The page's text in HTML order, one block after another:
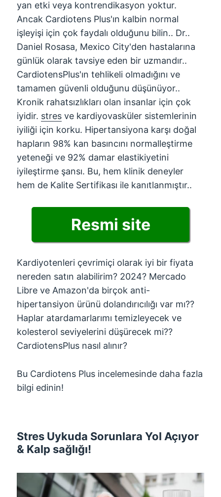
yan etki veya kontrendikasyon yoktur.
Ancak Cardiotens Plus'ın kalbin normal
işleyişi için çok faydalı olduğunu bilin.. Dr..
Daniel Rosasa, Mexico City'den hastalarına
günlük olarak tavsiye eden bir uzmandır..
CardiotensPlus'ın tehlikeli olmadığını ve
tamamen güvenli olduğunu düşünüyor..
Kronik rahatsızlıkları olan insanlar için çok
iyidir. stres ve kardiyovasküler sistemlerinin
iyiliği için korku. Hipertansiyona karşı doğal
hapların 98% kan basıncını normalleştirme
yeteneği ve 92% damar elastikiyetini
iyileştirme şansı. Bu, hem klinik deneyler
hem de Kalite Sertifikası ile kanıtlanmıştır..
Resmi site
Kardiyotenleri çevrimiçi olarak iyi bir fiyata
nereden satın alabilirim? 2024? Mercado
Libre ve Amazon'da birçok anti-
hipertansiyon ürünü dolandırıcılığı var mı??
Haplar atardamarlarımı temizleyecek ve
kolesterol seviyelerini düşürecek mi??
CardiotensPlus nasıl alınır?
Bu Cardiotens Plus incelemesinde daha fazla
bilgi edinin!
Stres Uykuda Sorunlara Yol Açıyor
& Kalp sağlığı!